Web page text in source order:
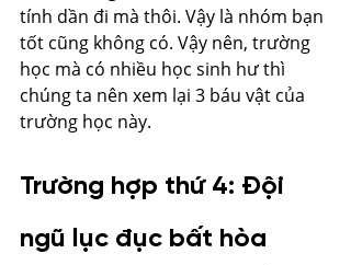
tính dần đi mà thôi. Vậy là nhóm bạn
tốt cũng không có. Vậy nên, trường
học mà có nhiều học sinh hư thì
chúng ta nên xem lại 3 báu vật của
trường học này.
Trường hợp thứ 4: Đội
ngũ lục đục bất hòa